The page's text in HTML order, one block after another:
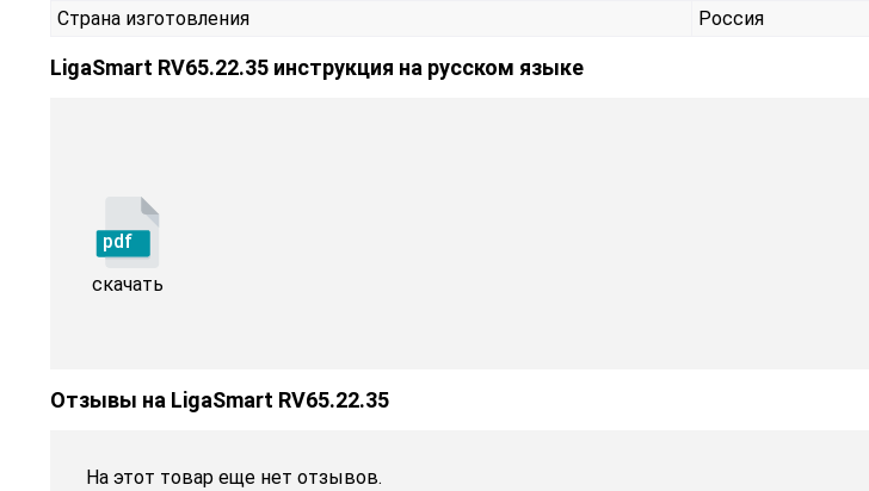
Страна изготовления
Россия
LigaSmart RV65.22.35 инструкция на русском языке
pdf
скачать
Отзывы на LigaSmart RV65.22.35
На этот товар еще нет отзывов.